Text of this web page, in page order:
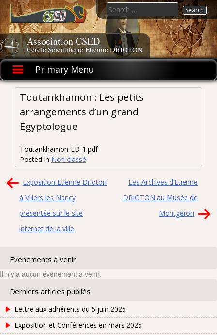
Skip
to
content
Association CSED
Cercle Scientifique Etienne DRIOTON
Primary Menu
Search
for:
Toutankhamon : Les petits
arrangements d’un grand
Egyptologue
Toutankhamon-ED-1.pdf
Posted in Non classé
Navigation
de
l’article
Exposition Etienne Drioton
à Villers les Nancy
présentée sur le site
internet de la ville
Les Archives d’Etienne
DRIOTON au Musée de
Montgeron
Evénements à venir
Il n’y a aucun évènement à venir.
Derniers articles publiés
Lettre aux adhérents du 5 juin 2025
Exposition et Conférences en mars 2025